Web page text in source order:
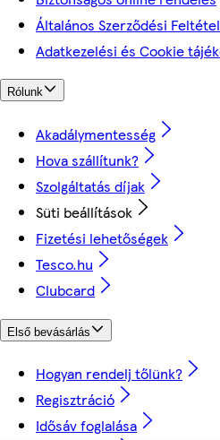
Általános Szerződési
Adatkezelési és Cookie
Rólunk
Akadálymentesség
Hova szállítunk?
Szolgáltatás díjak
Süti beállítások
Fizetési lehetőségek
Tesco.hu
Clubcard
Első bevásárlás
Hogyan rendelj tőlünk?
Regisztráció
Idősáv foglalása